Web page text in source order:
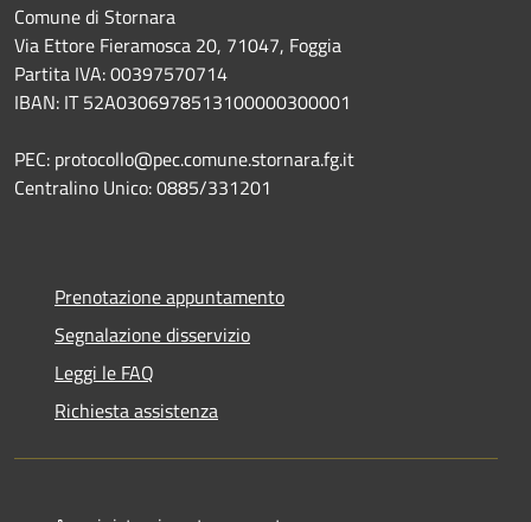
Comune di Stornara
Via Ettore Fieramosca 20, 71047, Foggia
Partita IVA: 00397570714
IBAN: IT 52A0306978513100000300001
PEC: protocollo@pec.comune.stornara.fg.it
Centralino Unico: 0885/331201
Prenotazione appuntamento
Segnalazione disservizio
Leggi le FAQ
Richiesta assistenza